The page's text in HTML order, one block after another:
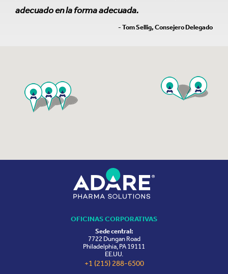
adecuado en la forma adecuada.
- Tom Sellig, Consejero Delegado
OFICINAS CORPORATIVAS
Sede central:
7722 Dungan Road
Philadelphia, PA 19111
EE.UU.
+1 (215) 288-6500